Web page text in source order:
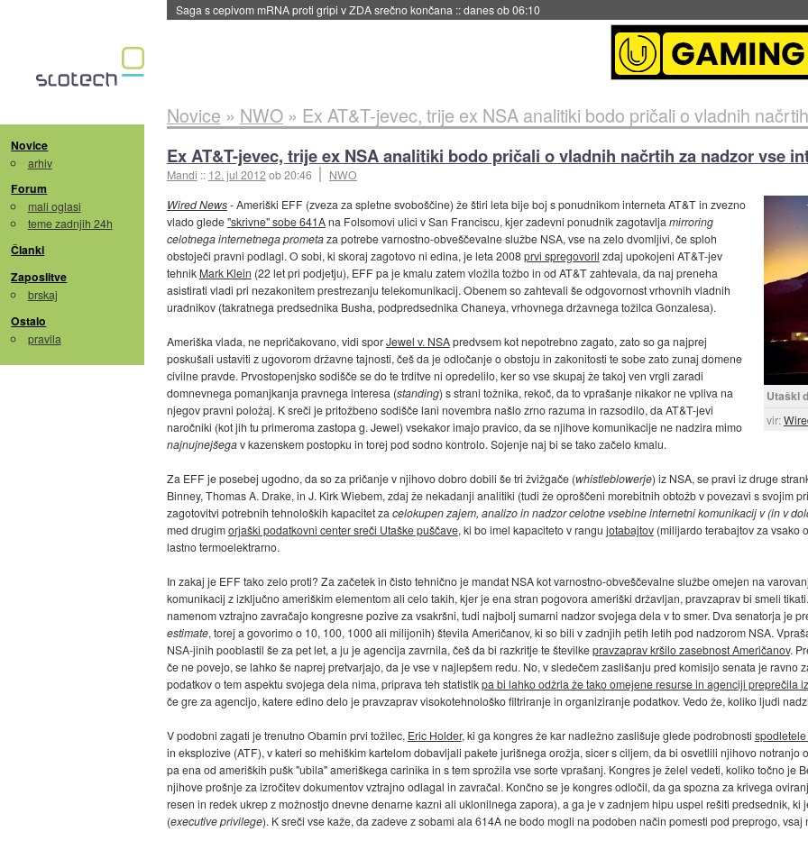
BMW v vozilih začel predvajati reklame::danes ob 06:09
Novice
arhiv
Forum
mali oglasi
teme zadnjih 24h
Članki
Zaposlitve
brskaj
Ostalo
pravila
Novice » NWO» Ex AT&T-jevec, trije ex NSA analitiki bodo pričali o vladnih načrtih za
Ex AT&T-jevec, trije ex NSA analitiki bodo pričali o vladnih načrtih za nadzor vse
Mandi :: 12. jul 2012ob 20:46 NWO
Utaški
vir:
Wired News- Ameriški EFF (zveza za spletne svoboščine) že štiri leta bije boj s ponudnikom interneta AT&T in zvezno
vlado glede"skrivne" sobe 641Ana Folsomovi ulici v San Franciscu, kjer zadevni ponudnik zagotavlja mirroring
celotnega internetnega prometaza potrebe varnostno-obveščevalne službe NSA, vse na zelo dvomljivi, če sploh
obstoječi pravni podlagi. O sobi, ki skoraj zagotovo ni edina, je leta 2008prvi spregovoril zdaj upokojeni AT&T-jev
tehnik Mark Klein (22 let pri podjetju), EFF pa je kmalu zatem vložila tožbo in od AT&T zahtevala, da naj preneha
asistirati vladi pri nezakonitem prestrezanju telekomunikacij. Obenem so zahtevali še odgovornost vrhovnih vladnih
uradnikov (takratnega predsednika Busha, podpredsednika Chaneya, vrhovnega državnega tožilca Gonzalesa).
Ameriška vlada, ne nepričakovano, vidi sporJewel v. NSApredvsem kot nepotrebno zagato, zato so ga najprej
poskušali ustaviti z ugovorom državne tajnosti, češ da je odločanje o obstoju in zakonitosti te sobe zato zunaj domene
civilne pravde. Prvostopenjsko sodišče se do te trditve ni opredelilo, ker so vse skupaj že takoj ven vrgli zaradi
domnevnega pomanjkanja pravnega interesa (standing) s strani tožnika, rekoč, da to vprašanje nikakor ne vpliva na
njegov pravni položaj. K sreči je pritožbeno sodišče lani novembra našlo zrno razuma in razsodilo, da AT&T-jevi
naročniki (kot jih tu primeroma zastopa g. Jewel) vsekakor imajo pravico, da se njihove komunikacije ne nadzira mimo
najnujnejšegav kazenskem postopku in torej pod sodno kontrolo. Sojenje naj bi se tako začelo kmalu.
Za EFF je posebej ugodno, da so za pričanje v njihovo dobro dobili še tri žvižgače (whistleblowerje) iz NSA, se pravi iz druge
Binney, Thomas A. Drake, in J. Kirk Wiebem, zdaj že nekadanji analitiki (tudi že oproščeni morebitnih obtožb v povezavi s svojim
zagotovitvi potrebnih tehnoloških kapacitet za celokupen zajem, analizo in nadzor celotne vsebine internetni komunikacij v (in v
med drugimorjaški podatkovni center sreči Utaške puščave, ki bo imel kapaciteto v rangu jotabajtov(milijardo terabajtov za vsako
lastno termoelektrarno.
In zakaj je EFF tako zelo proti? Za začetek in čisto tehnično je mandat NSA kot varnostno-obveščevalne službe omejen na
komunikacij z izključno ameriškim elementom ali celo takih, kjer je ena stran pogovora ameriški državljan, pravzaprav bi smeli
namenom vztrajno zavračajo kongresne pozive za vsakršni, tudi najbolj sumarni nadzor svojega dela v to smer. Dva senatorja je
estimate, torej a govorimo o 10, 100, 1000 ali milijonih) števila Američanov, ki so bili v zadnjih petih letih pod nadzorom NSA.
NSA-jinih pooblastil še za pet let, a ju je agencija zavrnila, češ da bi razkritje te številkepravzaprav kršilo zasebnost Američanov.
če ne povejo, se lahko še naprej pretvarjajo, da je vse v najlepšem redu. No, v sledečem zaslišanju pred komisijo senata je ravno
podatkov o tem aspektu svojega dela nima, priprava teh statistikpa bi lahko odžrla že tako omejene resurse in agenciji preprečila
če gre za agencijo, katere edino delo je pravzaprav visokotehnološko filtriranje in organiziranje podatkov. Vedo že, koliko ljudi
V podobni zagati je trenutno Obamin prvi tožilec, Eric Holder, ki ga kongres že kar nadležno zaslišuje glede podrobnosti
in eksplozive (ATF), v kateri so mehiškim kartelom dobavljali pakete jurišnega orožja, sicer s ciljem, da bi osvetlili njihovo
pa ena od ameriških pušk "ubila" ameriškega carinika in s tem sprožila vse sorte vprašanj. Kongres je želel vedeti, koliko točno je
njihove prošnje za izročitev dokumentov vztrajno odlagal in zavračal. Končno se je kongres odločil, da ga spozna za krivega
resen in redek ukrep z možnostjo dnevne denarne kazni ali uklonilnega zapora), a ga je v zadnjem hipu uspel rešiti predsednik, ki
(executive privilege). K sreči vse kaže, da zadeve z sobami ala 614A ne bodo mogli na podoben način pomesti pod preprogo,